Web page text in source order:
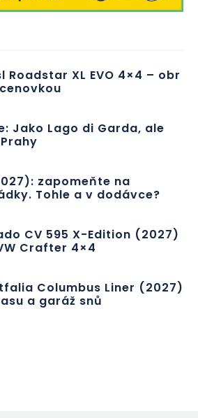
Roadstar XL EVO 4×4 – obr
Jako Lago di Garda, ale
zapomeňte na
Tohle a v dodávce?
CV 595 X-Edition (2027)
Crafter 4×4
Columbus Liner (2027)
a garáž snů